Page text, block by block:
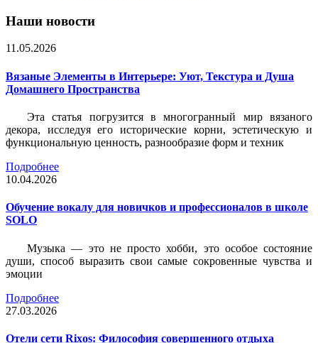
Наши новости
11.05.2026
Вязаные Элементы в Интерьере: Уют, Текстура и Душа
Домашнего Пространства
Эта статья погрузится в многогранный мир вязаного
декора, исследуя его исторические корни, эстетическую и
функциональную ценность, разнообразие форм и техник
Подробнее
10.04.2026
Обучение вокалу для новичков и профессионалов в школе
SOLO
Музыка — это не просто хобби, это особое состояние
души, способ выразить свои самые сокровенные чувства и
эмоции
Подробнее
27.03.2026
Отели сети Rixos: Философия совершенного отдыха